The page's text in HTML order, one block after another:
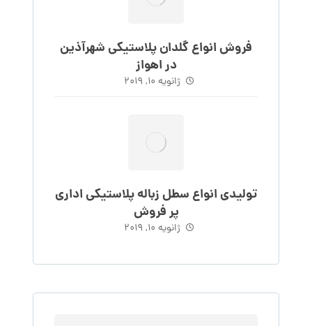
فروش انواع گلدان پلاستیکی شهرآذین
در اهواز
ژانویه 10, 2019
تولیدی انواع سطل زباله پلاستیکی اداری
پر فروش
ژانویه 10, 2019